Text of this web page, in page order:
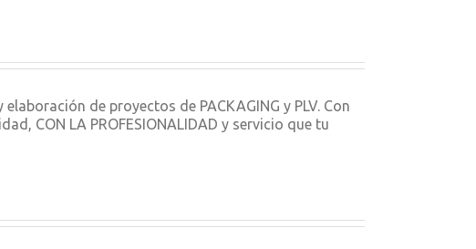
de proyectos de PACKAGING y PLV. Con
CON LA PROFESIONALIDAD y servicio que tu